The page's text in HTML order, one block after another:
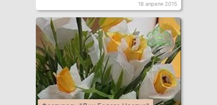
18 апреля 2015